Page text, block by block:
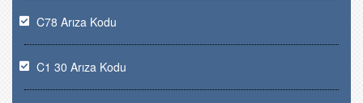
C78 Arıza Kodu
C1 30 Arıza Kodu